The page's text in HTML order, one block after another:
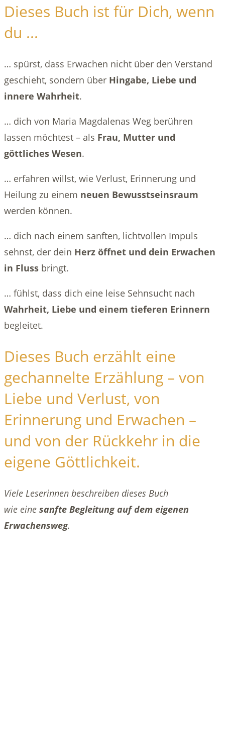
Dieses Buch ist für Dich, wenn
du ...
… spürst, dass Erwachen nicht über den Verstand
geschieht, sondern über Hingabe, Liebe und
innere Wahrheit.
… dich von Maria Magdalenas Weg berühren
lassen möchtest – als Frau, Mutter und
göttliches Wesen.
… erfahren willst, wie Verlust, Erinnerung und
Heilung zu einem neuen Bewusstseinsraum
werden können.
… dich nach einem sanften, lichtvollen Impuls
sehnst, der dein Herz öffnet und dein Erwachen
in Fluss bringt.
… fühlst, dass dich eine leise Sehnsucht nach
Wahrheit, Liebe und einem tieferen Erinnern
begleitet.
Dieses Buch erzählt eine
gechannelte Erzählung – von
Liebe und Verlust, von
Erinnerung und Erwachen –
und von der Rückkehr in die
eigene Göttlichkeit.
Viele Leserinnen beschreiben dieses Buch
wie eine sanfte Begleitung auf dem eigenen
Erwachensweg.